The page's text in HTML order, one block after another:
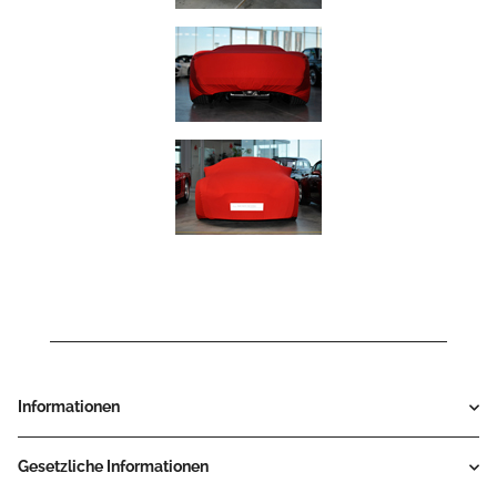
Informationen
Gesetzliche Informationen